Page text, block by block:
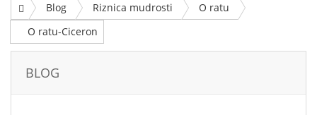
Blog Riznica mudrosti
O ratu
O ratu-Ciceron
BLOG